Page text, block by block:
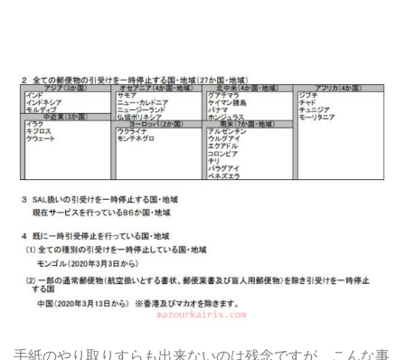
手紙のやり取りすらも出来ないのは残念ですが、こんな事